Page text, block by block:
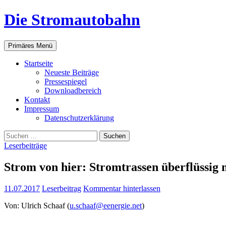
Zum
Inhalt
Die Stromautobahn
Suchen
Primäres Menü
Start­sei­te
Neu­es­te Beiträge
Pres­se­spie­gel
Down­load­be­reich
Kon­takt
Impres­sum
Daten­schutz­er­klä­rung
Suchen
nach:
Leserbeiträge
Strom von hier: Strom­tras­sen über­flüs­sig
11.07.2017 Leserbeitrag Kommentar hinterlassen
Von: Ulrich Schaaf (u.schaaf@eenergie.net)